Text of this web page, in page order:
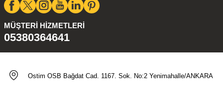
MÜŞTERI HIZMETLERI
05380364641
Ostim OSB Bağdat Cad. 1167. Sok. No:2 Yenimahalle/ANKARA